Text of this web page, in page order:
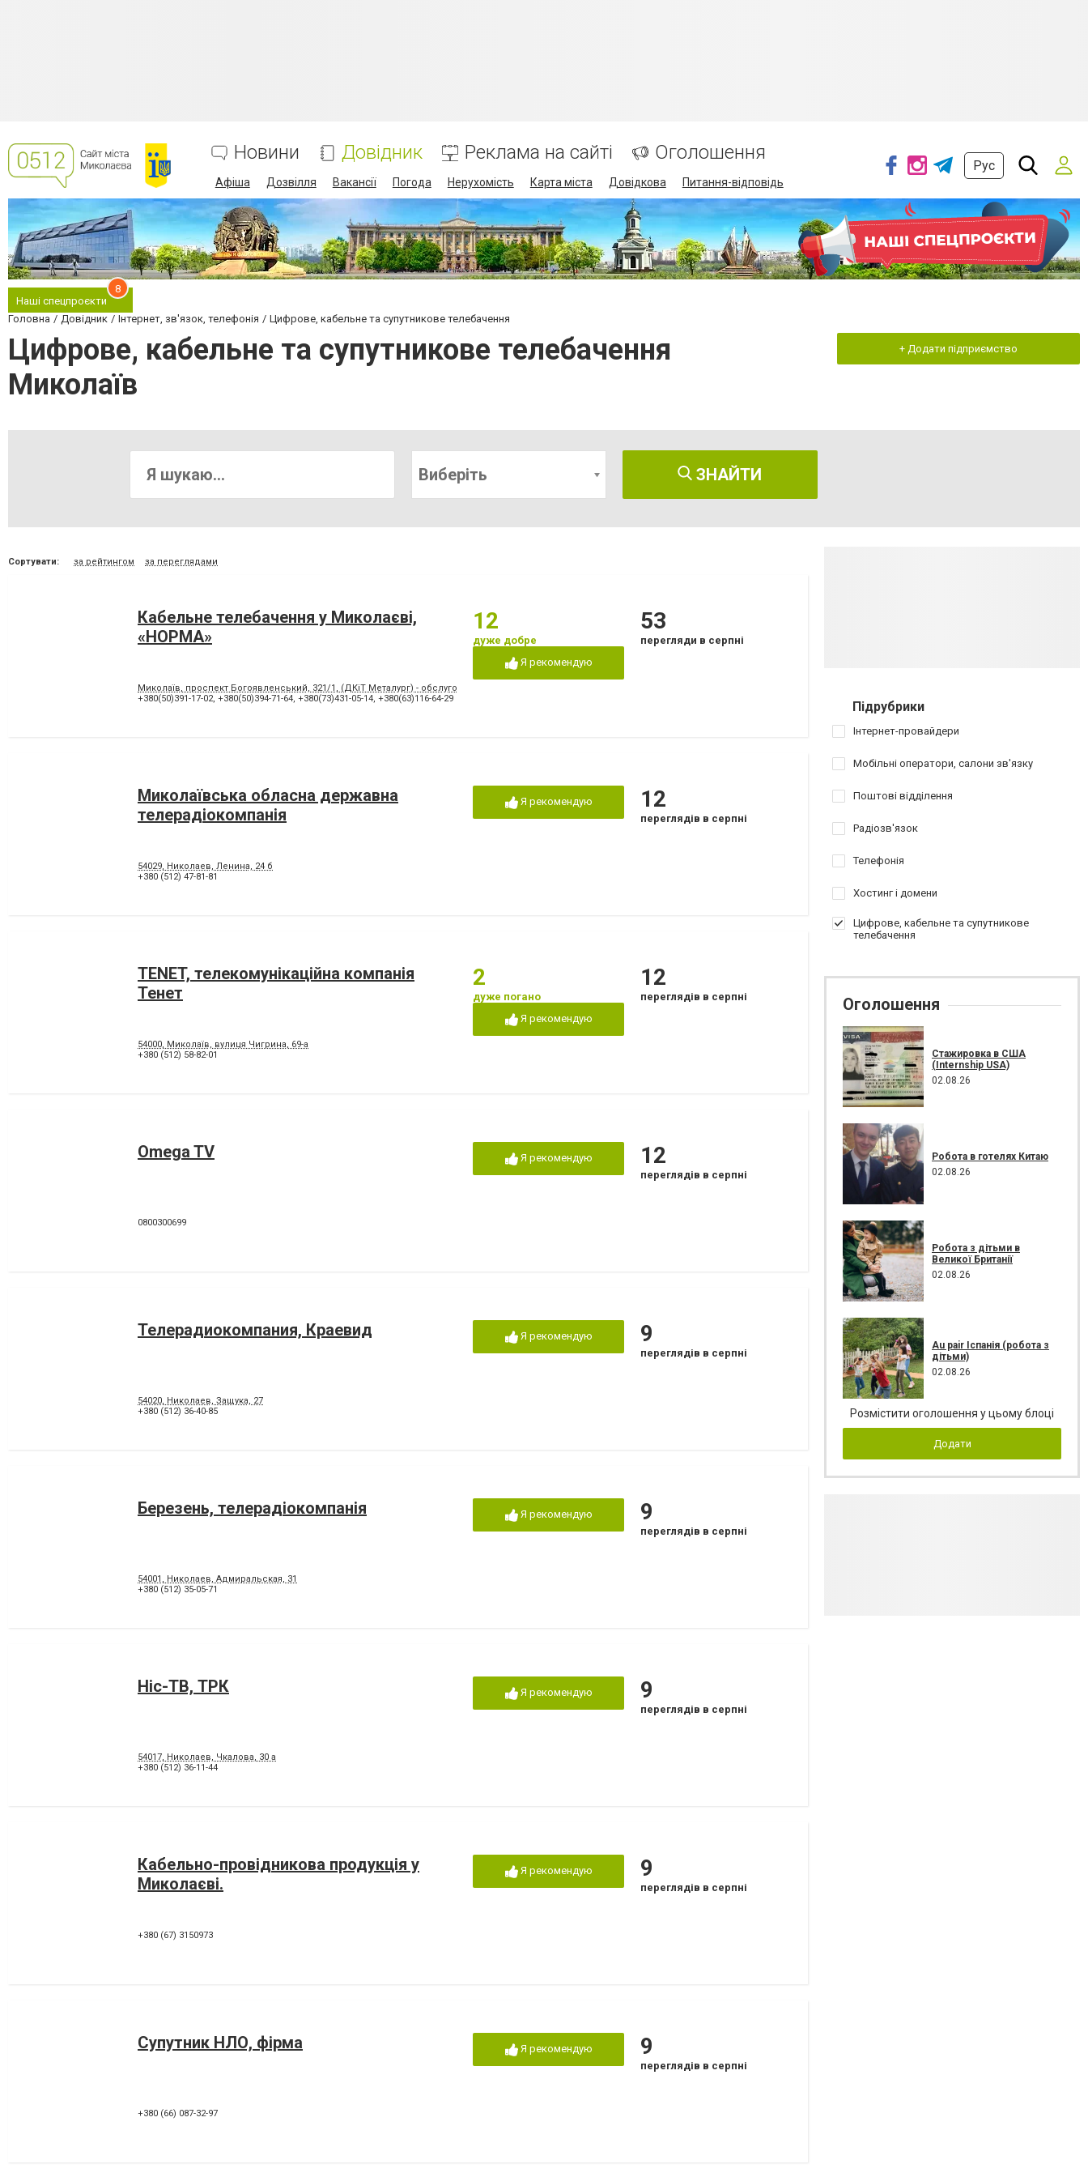
Новини Довідник Реклама на сайті Оголошення
Афіша Дозвілля Вакансії Погода Нерухомість Карта міста Довідкова Питання-відповідь
Рус
Наші спецпроєкти
8
Головна Довідник Інтернет, зв'язок, телефонія Цифрове, кабельне та супутникове телебачення
Цифрове, кабельне та супутникове телебачення
Миколаїв
+ Додати підприємство
Виберіть ЗНАЙТИ
Сортувати: за рейтингом за переглядами
Кабельне телебачення у Миколаєві,
«НОРМА»
Миколаїв, проспект Богоявленський, 321/1, (ДКіТ Металург) - обслуговування Корабельного району; проспект Миру, 9 - обслуговування Інгульського району, мкр "Північний", Кульбакіне
+380(50)391-17-02, +380(50)394-71-64, +380(73)431-05-14, +380(63)116-64-29
12
дуже добре
Я рекомендую
53
перегляди в серпні
Миколаївська обласна державна
телерадіокомпанія
54029, Николаев, Ленина, 24 б
+380 (512) 47-81-81
Я рекомендую 12
переглядів в серпні
TENET, телекомунікаційна компанія
Тенет
54000, Миколаїв, вулиця Чигрина, 69-а
+380 (512) 58-82-01
2
дуже погано
Я рекомендую
12
переглядів в серпні
Omega TV
0800300699
Я рекомендую 12
переглядів в серпні
Телерадиокомпания, Краевид
54020, Николаев, Защука, 27
+380 (512) 36-40-85
Я рекомендую 9
переглядів в серпні
Березень, телерадіокомпанія
54001, Николаев, Адмиральская, 31
+380 (512) 35-05-71
Я рекомендую 9
переглядів в серпні
Ніс-ТВ, ТРК
54017, Николаев, Чкалова, 30 а
+380 (512) 36-11-44
Я рекомендую 9
переглядів в серпні
Кабельно-провідникова продукція у
Миколаєві.
+380 (67) 3150973
Я рекомендую 9
переглядів в серпні
Супутник НЛО, фірма
+380 (66) 087-32-97
Я рекомендую 9
переглядів в серпні
Підрубрики
Інтернет-провайдери
Мобільні оператори, салони зв'язку
Поштові відділення
Радіозв'язок
Телефонія
Хостинг і домени
Цифрове, кабельне та супутникове
телебачення
Оголошення
Стажировка в США
(Internship USA)
02.08.26
Робота в готелях Китаю
02.08.26
Робота з дітьми в
Великої Британії
02.08.26
Au pair Іспанія (робота з
дітьми)
02.08.26
Розмістити оголошення у цьому блоці
Додати